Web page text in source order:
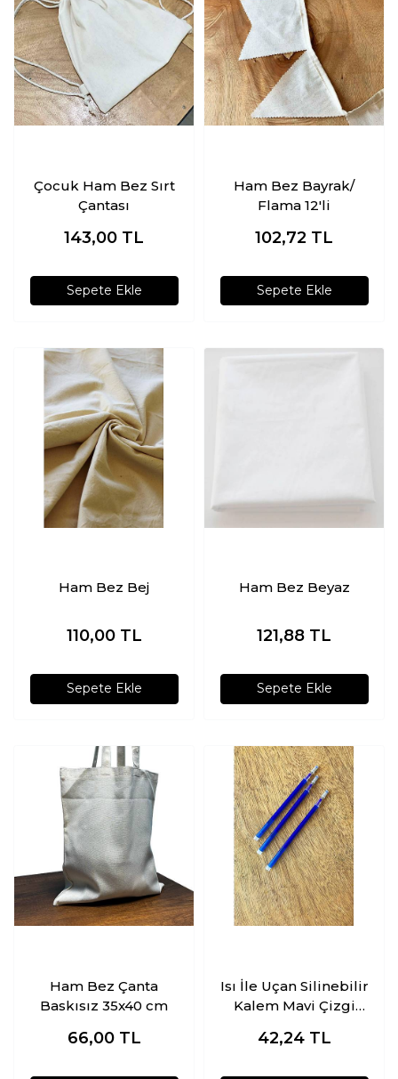
Çocuk Ham Bez Sırt
Çantası
143,00 TL
Sepete Ekle
Ham Bez Bayrak/
Flama 12'li
102,72 TL
Sepete Ekle
Ham Bez Bej
110,00 TL
Sepete Ekle
Ham Bez Beyaz
121,88 TL
Sepete Ekle
Ham Bez Çanta
Baskısız 35x40 cm
66,00 TL
Isı İle Uçan Silinebilir
Kalem Mavi Çizgi
42,24 TL